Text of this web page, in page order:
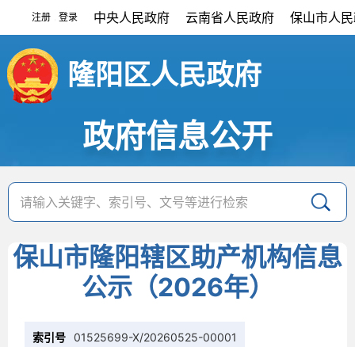
注册 登录 中央人民政府 云南省人民政府 保山市人
隆阳区人民政府
政府信息公开
保山市隆阳辖区助产机构信息
公示（2026年）
索引号 01525699-X/20260525-00001